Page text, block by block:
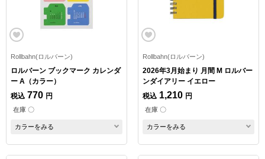
Rollbahn(ロルバーン)
ロルバーン ブックマーク カレンダ
ー A（カラー）
税込 770 円
在庫 〇
カラーをみる
Rollbahn(ロルバーン)
2026年3月始まり 月間 M ロルバー
ンダイアリー イエロー
税込 1,210 円
在庫 〇
カラーをみる